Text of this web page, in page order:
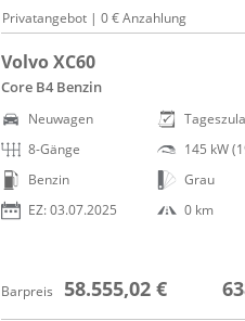
Privatangebot | 0 € Anzahlung
Volvo XC60
Core B4 Benzin
Neuwagen
8-Gänge
Benzin
EZ: 03.07.2025
145 kW
Grau
0 km
Barpreis 58.555,02 €